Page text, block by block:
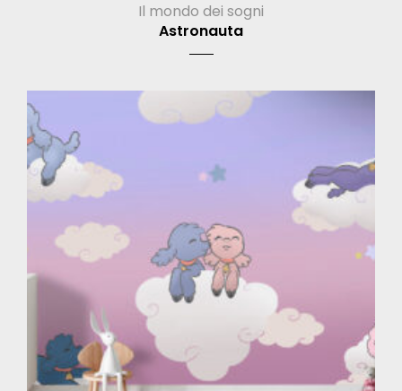
Il mondo dei sogni
Astronauta